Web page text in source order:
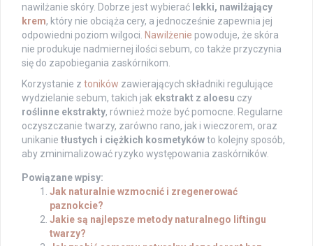
nawilżanie skóry. Dobrze jest wybierać lekki, nawilżający
krem, który nie obciąża cery, a jednocześnie zapewnia jej
odpowiedni poziom wilgoci. Nawilżenie powoduje, że skóra
nie produkuje nadmiernej ilości sebum, co także przyczynia
się do zapobiegania zaskórnikom.
Korzystanie z toników zawierających składniki regulujące
wydzielanie sebum, takich jak ekstrakt z aloesu czy
roślinne ekstrakty, również może być pomocne. Regularne
oczyszczanie twarzy, zarówno rano, jak i wieczorem, oraz
unikanie tłustych i ciężkich kosmetykówto kolejny sposób,
aby zminimalizować ryzyko występowania zaskórników.
Powiązane wpisy:
Jak naturalnie wzmocnić i zregenerować
paznokcie?
Jakie są najlepsze metody naturalnego liftingu
twarzy?